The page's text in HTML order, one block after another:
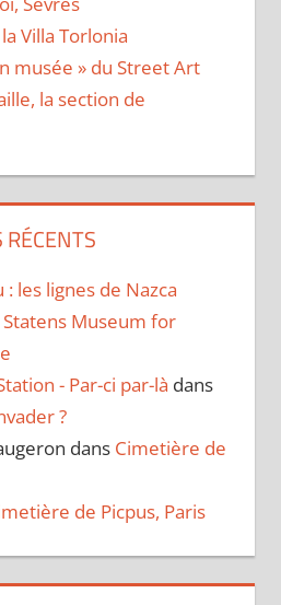
Villa Torlonia
musée » du Street Art
la section de
: les lignes de Nazca
Statens Museum for
- Par-ci par-là dans
?
dans Cimetière de
de Picpus, Paris